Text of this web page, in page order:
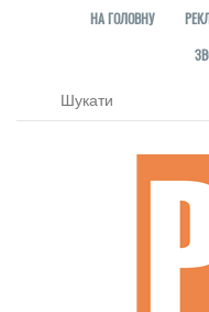
НА ГОЛОВНУ